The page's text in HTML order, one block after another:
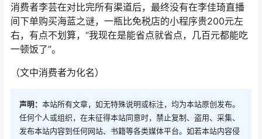
消费者李芸在对比完所有渠道后，最终没有在李佳琦直播
间下单购买海蓝之谜，一瓶比免税店的小程序贵200元左
右，有点不划算，“我现在是能省点就省点，几百元都能吃
一顿饭了”。
（文中消费者为化名）
声明： 本站所有文章，如无特殊说明或标注，均为本站原创发布。
任何个人或组织，在未征得本站同意时，禁止复制、盗用、采集、
发布本站内容到任何网站、书籍等各类媒体平台。如若本站内容侵